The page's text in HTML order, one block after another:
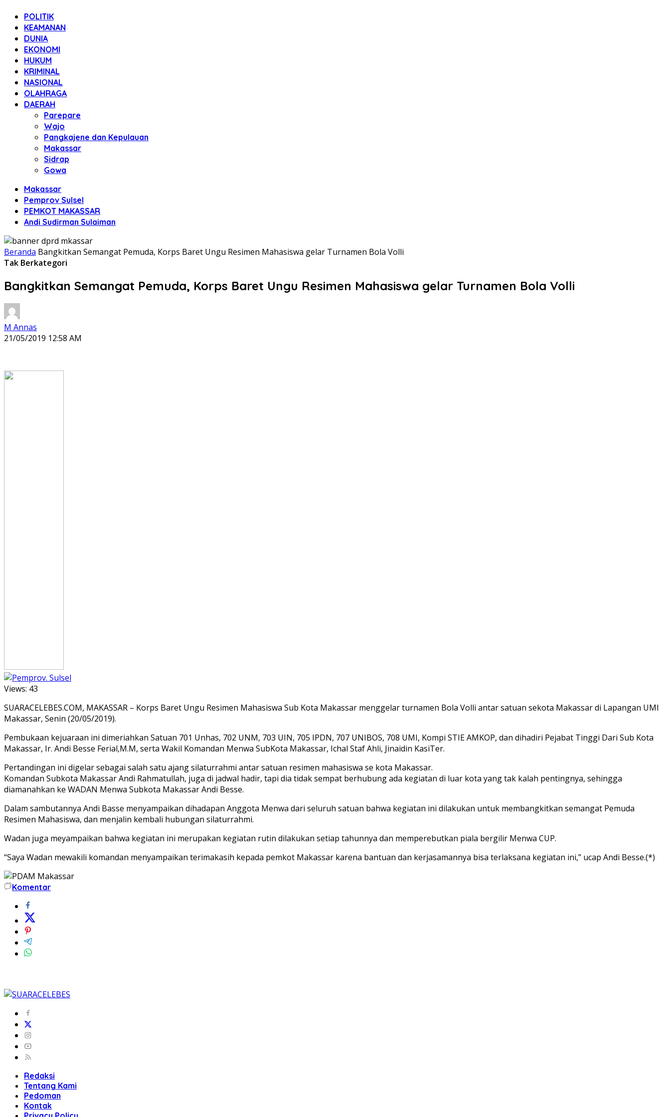
POLITIK
KEAMANAN
DUNIA
EKONOMI
HUKUM
KRIMINAL
NASIONAL
OLAHRAGA
DAERAH
Parepare
Wajo
Pangkajene dan Kepulauan
Makassar
Sidrap
Gowa
Makassar
Pemprov Sulsel
PEMKOT MAKASSAR
Andi Sudirman Sulaiman
Beranda Bangkitkan Semangat Pemuda, Korps Baret Ungu Resimen Mahasiswa gelar Turnamen Bola Volli
Tak Berkategori
Bangkitkan Semangat Pemuda, Korps Baret Ungu Resimen Mahasiswa gelar Turnamen Bola Volli
M Annas
21/05/2019 12:58 AM
Views: 43
SUARACELEBES.COM, MAKASSAR – Korps Baret Ungu Resimen Mahasiswa Sub Kota Makassar menggelar turnamen Bola Volli antar satuan sekota Makassar di Lapangan UMI
Makassar, Senin (20/05/2019).
Pembukaan kejuaraan ini dimeriahkan Satuan 701 Unhas, 702 UNM, 703 UIN, 705 IPDN, 707 UNIBOS, 708 UMI, Kompi STIE AMKOP, dan dihadiri Pejabat Tinggi Dari Sub Kota
Makassar, Ir. Andi Besse Ferial,M.M, serta Wakil Komandan Menwa SubKota Makassar, Ichal Staf Ahli, Jinaidin KasiTer.
Pertandingan ini digelar sebagai salah satu ajang silaturrahmi antar satuan resimen mahasiswa se kota Makassar.
Komandan Subkota Makassar Andi Rahmatullah, juga di jadwal hadir, tapi dia tidak sempat berhubung ada kegiatan di luar kota yang tak kalah pentingnya, sehingga
diamanahkan ke WADAN Menwa Subkota Makassar Andi Besse.
Dalam sambutannya Andi Basse menyampaikan dihadapan Anggota Menwa dari seluruh satuan bahwa kegiatan ini dilakukan untuk membangkitkan semangat Pemuda
Resimen Mahasiswa, dan menjalin kembali hubungan silaturrahmi.
Wadan juga meyampaikan bahwa kegiatan ini merupakan kegiatan rutin dilakukan setiap tahunnya dan memperebutkan piala bergilir Menwa CUP.
“Saya Wadan mewakili komandan menyampaikan terimakasih kepada pemkot Makassar karena bantuan dan kerjasamannya bisa terlaksana kegiatan ini,” ucap Andi Besse.(*)
Komentar
Redaksi
Tentang Kami
Pedoman
Kontak